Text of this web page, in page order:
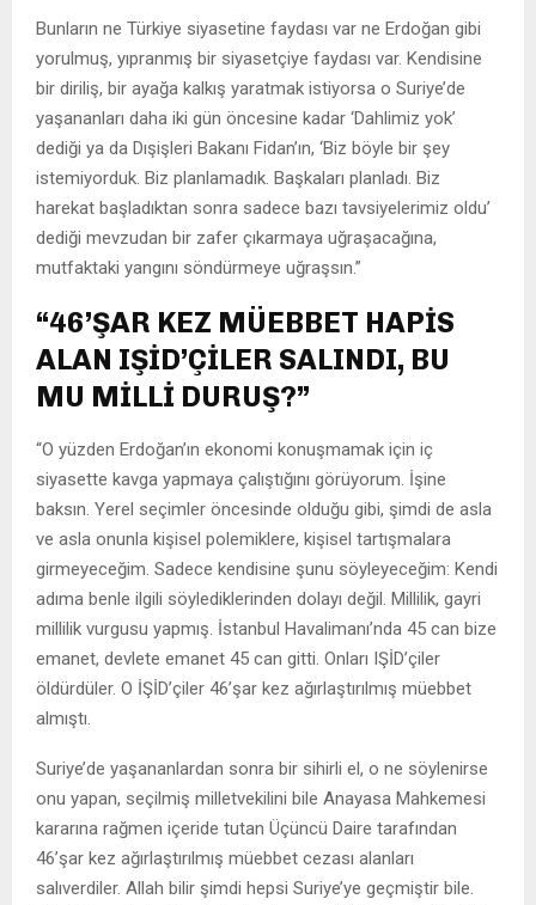
Bunların ne Türkiye siyasetine faydası var ne Erdoğan gibi
yorulmuş, yıpranmış bir siyasetçiye faydası var. Kendisine
bir diriliş, bir ayağa kalkış yaratmak istiyorsa o Suriye’de
yaşananları daha iki gün öncesine kadar ‘Dahlimiz yok’
dediği ya da Dışişleri Bakanı Fidan’ın, ‘Biz böyle bir şey
istemiyorduk. Biz planlamadık. Başkaları planladı. Biz
harekat başladıktan sonra sadece bazı tavsiyelerimiz oldu’
dediği mevzudan bir zafer çıkarmaya uğraşacağına,
mutfaktaki yangını söndürmeye uğraşsın.”
“46’ŞAR KEZ MÜEBBET HAPİS
ALAN IŞİD’ÇİLER SALINDI, BU
MU MİLLİ DURUŞ?”
“O yüzden Erdoğan’ın ekonomi konuşmamak için iç
siyasette kavga yapmaya çalıştığını görüyorum. İşine
baksın. Yerel seçimler öncesinde olduğu gibi, şimdi de asla
ve asla onunla kişisel polemiklere, kişisel tartışmalara
girmeyeceğim. Sadece kendisine şunu söyleyeceğim: Kendi
adıma benle ilgili söylediklerinden dolayı değil. Millilik, gayri
millilik vurgusu yapmış. İstanbul Havalimanı’nda 45 can bize
emanet, devlete emanet 45 can gitti. Onları IŞİD’çiler
öldürdüler. O İŞİD’çiler 46’şar kez ağırlaştırılmış müebbet
almıştı.
Suriye’de yaşananlardan sonra bir sihirli el, o ne söylenirse
onu yapan, seçilmiş milletvekilini bile Anayasa Mahkemesi
kararına rağmen içeride tutan Üçüncü Daire tarafından
46’şar kez ağırlaştırılmış müebbet cezası alanları
salıverdiler. Allah bilir şimdi hepsi Suriye’ye geçmiştir bile.